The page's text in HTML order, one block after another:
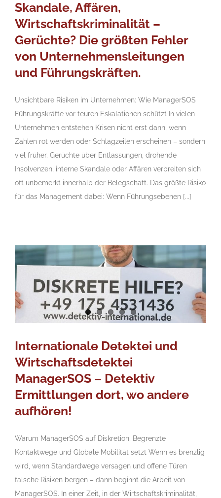
Skandale, Affären,
Wirtschaftskriminalität –
Gerüchte? Die größten Fehler
von Unternehmensleitungen
und Führungskräften.
Unsichtbare Risiken im Unternehmen: Wie ManagerSOS
Führungskräfte vor teuren Eskalationen schützt In vielen
Unternehmen entstehen Krisen nicht erst dann, wenn
Zahlen rot werden oder Schlagzeilen erscheinen – sondern
viel früher. Gerüchte über Entlassungen, drohende
Insolvenzen, interne Skandale oder Affären verbreiten sich
oft unbemerkt innerhalb der Belegschaft. Das größte Risiko
für das Management dabei: Wenn Führungsebenen [...]
Internationale Detektei und
Wirtschaftsdetektei
ManagerSOS – Detektiv
Ermittlungen dort, wo andere
aufhören!
Warum ManagerSOS auf Diskretion, Begrenzte
Kontaktwege und Globale Mobilität setzt Wenn es brenzlig
wird, wenn Standardwege versagen und offene Türen
falsche Risiken bergen – dann beginnt die Arbeit von
ManagerSOS. In einer Zeit, in der Wirtschaftskriminalität,